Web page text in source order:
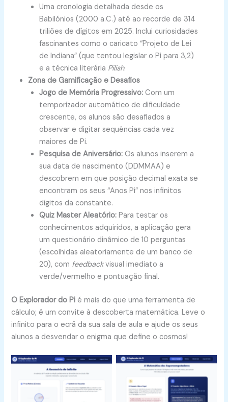
Uma cronologia detalhada desde os
Babilónios (2000 a.C.) até ao recorde de 314
triliões de dígitos em 2025. Inclui curiosidades
fascinantes como o caricato “Projeto de Lei
de Indiana” (que tentou legislar o Pi para 3,2)
e a técnica literária Pilish.
Zona de Gamificação e Desafios
Jogo de Memória Progressivo: Com um
temporizador automático de dificuldade
crescente, os alunos são desafiados a
observar e digitar sequências cada vez
maiores de Pi.
Pesquisa de Aniversário: Os alunos inserem a
sua data de nascimento (DDMMAA) e
descobrem em que posição decimal exata se
encontram os seus “Anos Pi” nos infinitos
dígitos da constante.
Quiz Master Aleatório: Para testar os
conhecimentos adquiridos, a aplicação gera
um questionário dinâmico de 10 perguntas
(escolhidas aleatoriamente de um banco de
20), com feedbackvisual imediato a
verde/vermelho e pontuação final.
O Explorador do Pi é mais do que uma ferramenta de
cálculo; é um convite à descoberta matemática. Leve o
infinito para o ecrã da sua sala de aula e ajude os seus
alunos a desvendar o enigma que define o cosmos!